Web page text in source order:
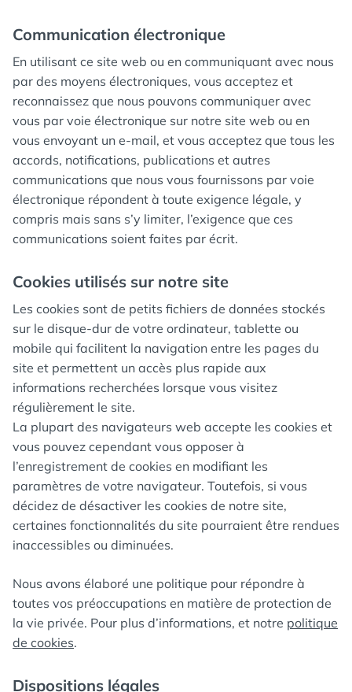
Communication électronique
En utilisant ce site web ou en communiquant avec nous
par des moyens électroniques, vous acceptez et
reconnaissez que nous pouvons communiquer avec
vous par voie électronique sur notre site web ou en
vous envoyant un e-mail, et vous acceptez que tous les
accords, notifications, publications et autres
communications que nous vous fournissons par voie
électronique répondent à toute exigence légale, y
compris mais sans s’y limiter, l’exigence que ces
communications soient faites par écrit.
Cookies utilisés sur notre site
Les cookies sont de petits fichiers de données stockés
sur le disque-dur de votre ordinateur, tablette ou
mobile qui facilitent la navigation entre les pages du
site et permettent un accès plus rapide aux
informations recherchées lorsque vous visitez
régulièrement le site.
La plupart des navigateurs web accepte les cookies et
vous pouvez cependant vous opposer à
l’enregistrement de cookies en modifiant les
paramètres de votre navigateur. Toutefois, si vous
décidez de désactiver les cookies de notre site,
certaines fonctionnalités du site pourraient être rendues
inaccessibles ou diminuées.
Nous avons élaboré une politique pour répondre à
toutes vos préoccupations en matière de protection de
la vie privée. Pour plus d’informations, et notre politique
de cookies.
Dispositions légales